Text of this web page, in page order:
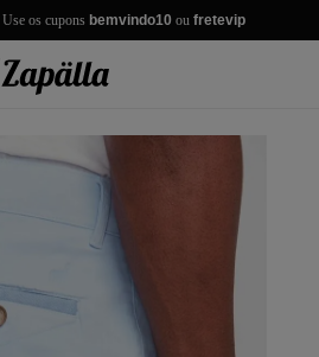
os cupons bemvindo10 ou fretevip